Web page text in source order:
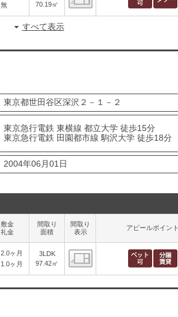
無
70.19㎡
間取り表示
すべて表示
東京都世田谷区深沢２－１－２
東京急行電鉄 東横線 都立大学 徒歩15分
東京急行電鉄 田園都市線 駒沢大学 徒歩18分
2004年06月01日
敷金
礼金
間取り
面積
間取り
表示
アピールポイント
2.0ヶ月
1.0ヶ月
3LDK
97.42㎡
間取り表示